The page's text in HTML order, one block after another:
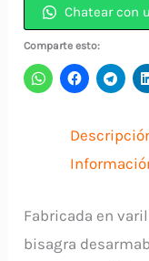
5/8"
INDUMA
cantidad
Chatear con
Comparte esto:
Fabricada en
bisagra